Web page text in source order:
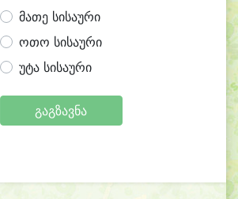
მათე სისაური
ოთო სისაური
უტა სისაური
გაგზავნა